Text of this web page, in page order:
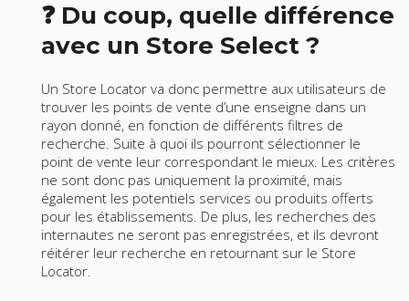
❓ Du coup, quelle différence
avec un Store Select ?
Un Store Locator va donc permettre aux utilisateurs de
trouver les points de vente d’une enseigne dans un
rayon donné, en fonction de différents filtres de
recherche. Suite à quoi ils pourront sélectionner le
point de vente leur correspondant le mieux. Les critères
ne sont donc pas uniquement la proximité, mais
également les potentiels services ou produits offerts
pour les établissements. De plus, les recherches des
internautes ne seront pas enregistrées, et ils devront
réitérer leur recherche en retournant sur le Store
Locator.